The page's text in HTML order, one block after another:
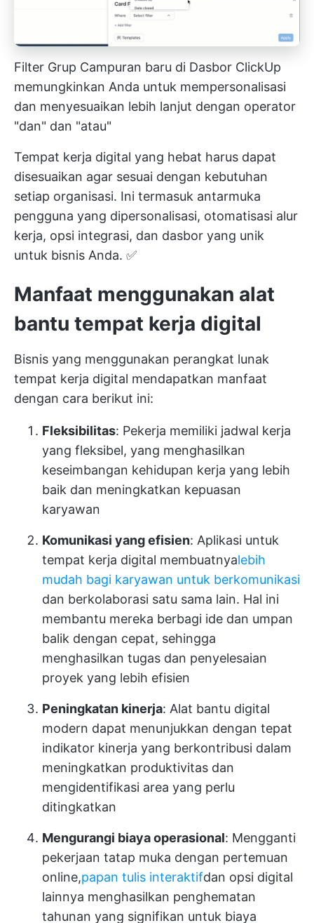
Filter Grup Campuran baru di Dasbor ClickUp
memungkinkan Anda untuk mempersonalisasi
dan menyesuaikan lebih lanjut dengan operator
"dan" dan "atau"
Tempat kerja digital yang hebat harus dapat
disesuaikan agar sesuai dengan kebutuhan
setiap organisasi. Ini termasuk antarmuka
pengguna yang dipersonalisasi, otomatisasi alur
kerja, opsi integrasi, dan dasbor yang unik
untuk bisnis Anda. ✅
Manfaat menggunakan alat
bantu tempat kerja digital
Bisnis yang menggunakan perangkat lunak
tempat kerja digital mendapatkan manfaat
dengan cara berikut ini:
Fleksibilitas: Pekerja memiliki jadwal kerja
yang fleksibel, yang menghasilkan
keseimbangan kehidupan kerja yang lebih
baik dan meningkatkan kepuasan
karyawan
Komunikasi yang efisien: Aplikasi untuk
tempat kerja digital membuatnyalebih
mudah bagi karyawan untuk berkomunikasi
dan berkolaborasi satu sama lain. Hal ini
membantu mereka berbagi ide dan umpan
balik dengan cepat, sehingga
menghasilkan tugas dan penyelesaian
proyek yang lebih efisien
Peningkatan kinerja: Alat bantu digital
modern dapat menunjukkan dengan tepat
indikator kinerja yang berkontribusi dalam
meningkatkan produktivitas dan
mengidentifikasi area yang perlu
ditingkatkan
Mengurangi biaya operasional: Mengganti
pekerjaan tatap muka dengan pertemuan
online,papan tulis interaktifdan opsi digital
lainnya menghasilkan penghematan
tahunan yang signifikan untuk biaya